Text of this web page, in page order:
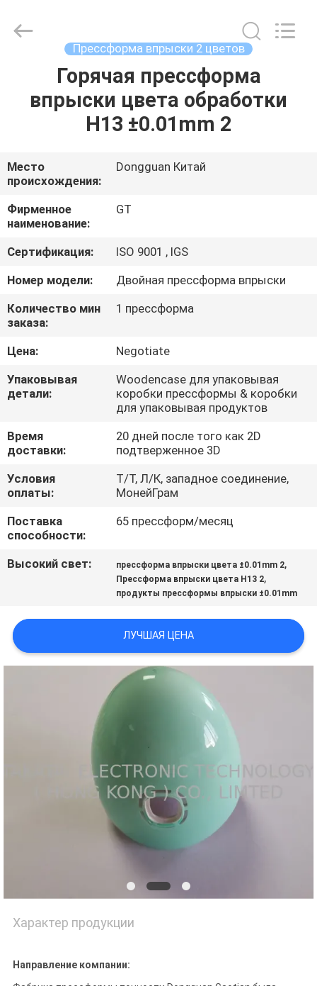
ПРОДУКТЫ
О
НАС
ПУТЕШЕСТВИЕ
ФАБРИКИ
ПРОВЕРКА
КАЧЕСТВА
СВЯЖИТЕСЬ
МЫ
НОВОСТИ
СПРОСИТЕ
ЦИТАТУ
КАРТА
PRIVACY
POLICY
MOULD
FACTORY.
Прессформа впрыски 2 цветов
Горячая прессформа
впрыски цвета обработки
H13 ±0.01mm 2
Место
происхождения:
Dongguan Китай
Фирменное
наименование:
GT
Сертификация:
ISO 9001 , IGS
Номер модели:
Двойная прессформа впрыски
Количество мин
заказа:
1 прессформа
Цена:
Negotiate
Упаковывая
детали:
Woodencase для упаковывая
коробки прессформы & коробки
для упаковывая продуктов
Время
доставки:
20 дней после того как 2D
подтверженное 3D
Условия
оплаты:
Т/Т, Л/К, западное соединение,
МонейГрам
Поставка
способности:
65 прессформ/месяц
Высокий свет: прессформа впрыски цвета ±0.01mm 2,
Прессформа впрыски цвета H13 2,
продукты прессформы впрыски ±0.01mm
ЛУЧШАЯ ЦЕНА
Характер продукции
Направление компании: